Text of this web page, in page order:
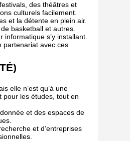
des théâtres et
culturels facilement.
et la détente en plein air.
basketball et autres.
s’y installant.
partenariat avec ces
elle n’est qu’à une
pour les études, tout en
et des espaces de
et d’entreprises